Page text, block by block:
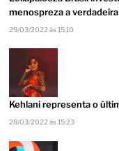
menospreza a
29/03/2022 às 15:10
Kehlani representa o
28/03/2022 às 15:23